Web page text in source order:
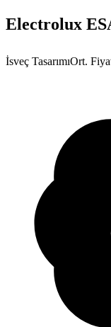
Electrolux
İsveç TasarımıOrt.